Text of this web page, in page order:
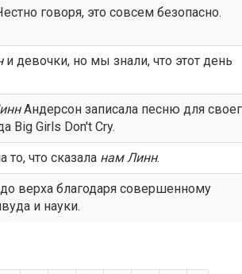
говоря, это совсем безопасно.
и девочки, но мы знали, что этот день
Андерсон записала песню для
Big Girls Don't Cry.
то, что сказала намЛинн.
до верха благодаря совершенному
и науки.